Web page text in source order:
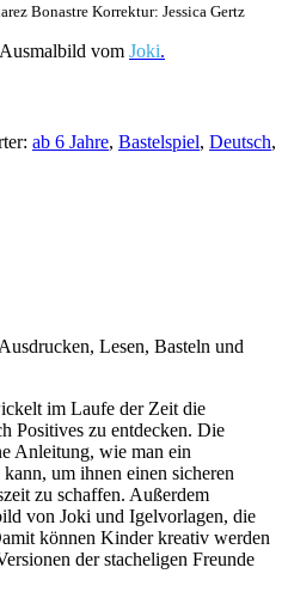
Bonastre Korrektur: Jessica Gertz
vom Joki.
ab 6 Jahre, Bastelspiel, Deutsch,
Lesen, Basteln und
im Laufe der Zeit die
Positives zu entdecken. Die
Anleitung, wie man ein
um ihnen einen sicheren
zu schaffen. Außerdem
von Joki und Igelvorlagen, die
können Kinder kreativ werden
der stacheligen Freunde